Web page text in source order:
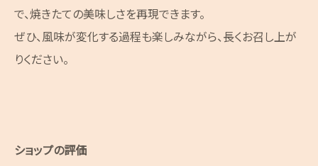
で、焼きたての美味しさを再現できます。
ぜひ、風味が変化する過程も楽しみながら、長くお召し上が
りください。
ショップの評価